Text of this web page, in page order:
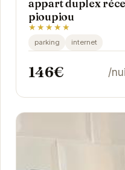
appart duplex
pioupiou
★★★★★
parking internet
146€ /